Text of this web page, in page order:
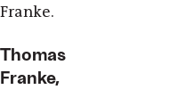
Franke.
Thomas
Franke,